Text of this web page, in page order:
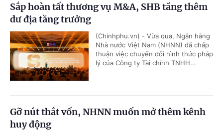
Sắp hoàn tất thương vụ M&A, SHB tăng thêm
dư địa tăng trưởng
(Chinhphu.vn) - Vừa qua, Ngân hàng
Nhà nước Việt Nam (NHNN) đã chấp
thuận việc chuyển đổi hình thức pháp
lý của Công ty Tài chính TNHH...
Gỡ nút thắt vốn, NHNN muốn mở thêm kênh
huy động